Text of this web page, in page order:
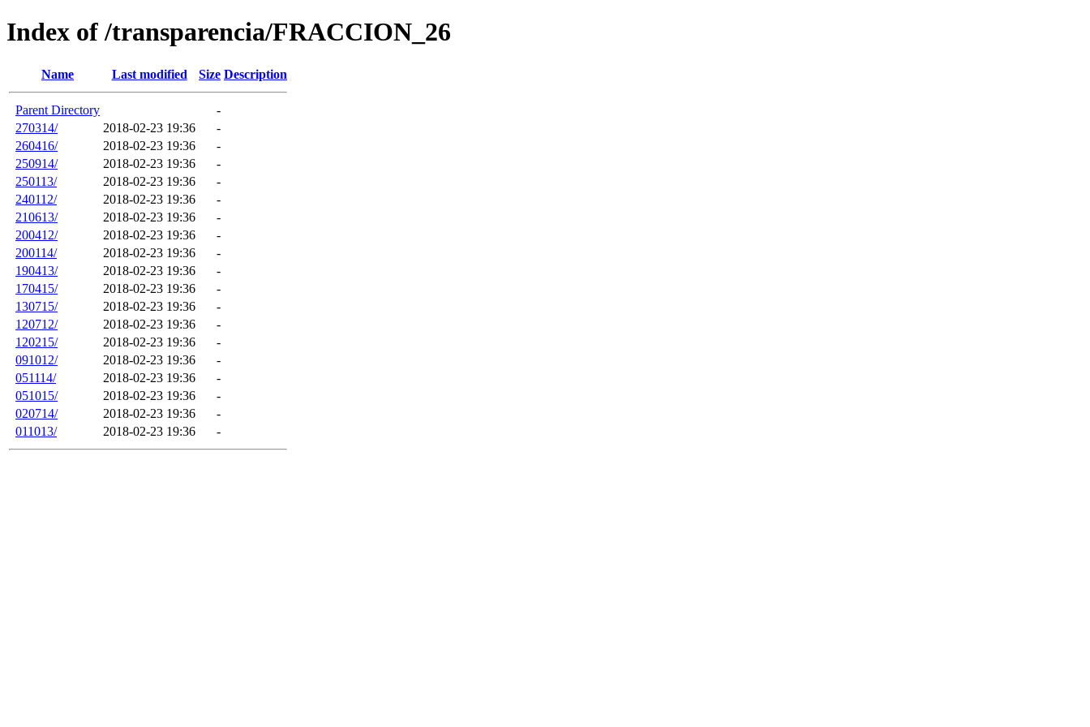
Index of /transparencia/FRACCION_26
Name Last modified Size Description
Parent Directory
-
270314/
2018-02-23 19:36
-
260416/
2018-02-23 19:36
-
250914/
2018-02-23 19:36
-
250113/
2018-02-23 19:36
-
240112/
2018-02-23 19:36
-
210613/
2018-02-23 19:36
-
200412/
2018-02-23 19:36
-
200114/
2018-02-23 19:36
-
190413/
2018-02-23 19:36
-
170415/
2018-02-23 19:36
-
130715/
2018-02-23 19:36
-
120712/
2018-02-23 19:36
-
120215/
2018-02-23 19:36
-
091012/
2018-02-23 19:36
-
051114/
2018-02-23 19:36
-
051015/
2018-02-23 19:36
-
020714/
2018-02-23 19:36
-
011013/
2018-02-23 19:36 -